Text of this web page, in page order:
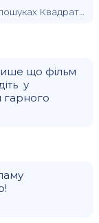
Квадратних Штанів
що фільм
у
гарного